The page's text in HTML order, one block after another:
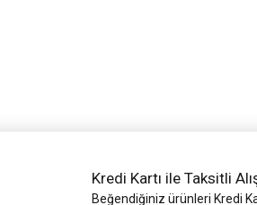
Kredi Kartı ile Taksitli
Beğendiğiniz ürünleri Kredi